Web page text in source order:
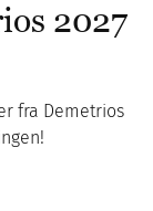
2027
fra Demetrios